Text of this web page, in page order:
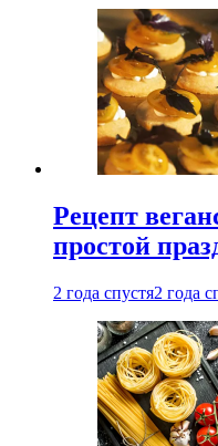
Рецепт
простой
2 года спустя2 года